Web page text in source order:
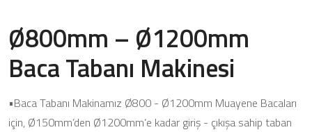
Ø800mm – Ø1200mm
Baca Tabanı Makinesi
•Baca Tabanı Makinamız Ø800 - Ø1200mm Muayene Bacaları
için, Ø150mm’den Ø1200mm’e kadar giriş - çıkışa sahip taban